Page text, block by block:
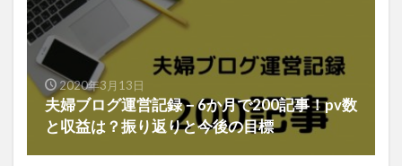
2020年3月13日
夫婦ブログ運営記録－6か月で200記事！pv数
と収益は？振り返りと今後の目標